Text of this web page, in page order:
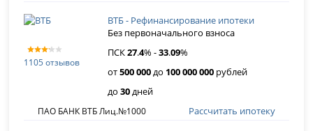
1105 отзывов
ВТБ - Рефинансирование ипотеки
Без первоначального взноса
ПСК27.4% -33.09%
от500 000до 100 000 000 рублей
до30дней
ПАО БАНК ВТБ Лиц.№1000 Рассчитать ипотеку